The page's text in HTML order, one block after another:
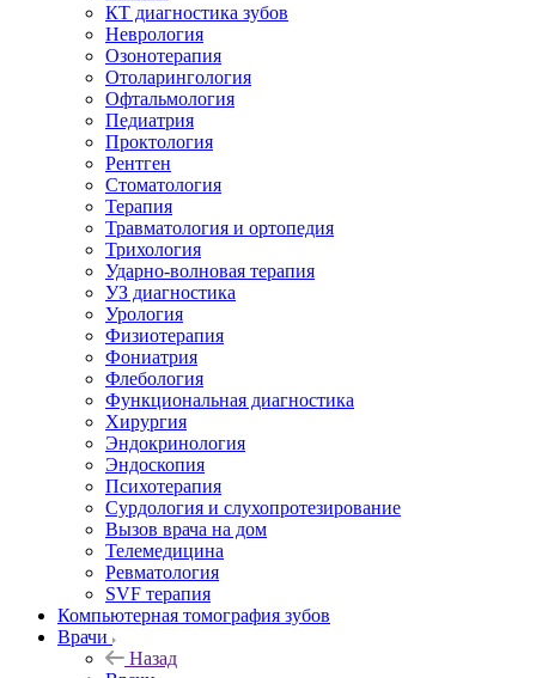
КТ диагностика зубов
Неврология
Озонотерапия
Отоларингология
Офтальмология
Педиатрия
Проктология
Рентген
Стоматология
Терапия
Травматология и ортопедия
Трихология
Ударно-волновая терапия
УЗ диагностика
Урология
Физиотерапия
Фониатрия
Флебология
Функциональная диагностика
Хирургия
Эндокринология
Эндоскопия
Психотерапия
Сурдология и слухопротезирование
Вызов врача на дом
Телемедицина
Ревматология
SVF терапия
Компьютерная томография зубов
Врачи
Назад